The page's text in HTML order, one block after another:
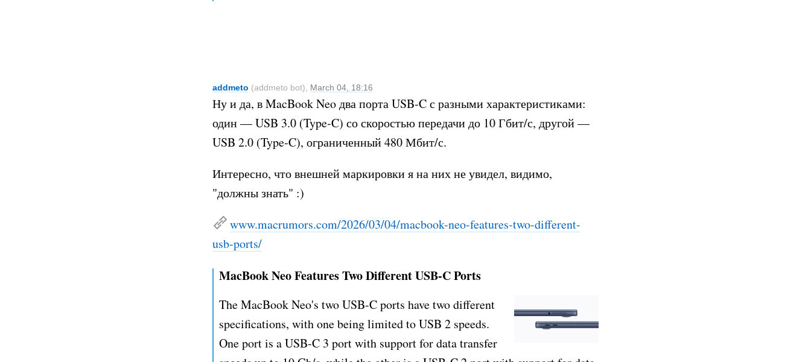
addmeto (addmeto bot), March 04, 18:16
Ну и да, в MacBook Neo два порта USB‑C с разными характеристиками:
один — USB 3.0 (Type‑C) со скоростью передачи до 10 Гбит/с, другой —
USB 2.0 (Type‑C), ограниченный 480 Мбит/с.
Интересно, что внешней маркировки я на них не увидел, видимо,
"должны знать" :)
www.macrumors.com/2026/03/04/macbook-neo-features-two-different-
usb-ports/
MacBook Neo Features Two Different USB-C Ports
The MacBook Neo's two USB-C ports have two different
specifications, with one being limited to USB 2 speeds.
One port is a USB-C 3 port with support for data transfer